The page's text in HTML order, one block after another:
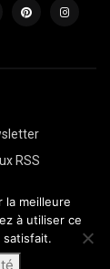
RSS
| Fait avec
la meilleure
à utiliser ce